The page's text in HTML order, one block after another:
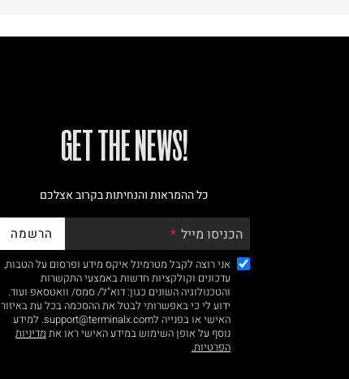
!GET THE NEWS
כל ההמראות והנחיתות בקרוב אצלכם
הכניסו מייל הרשמה
אני רוצה לקבל מטרמינל איקס מידע ופרסום על הטבות,
עדכונים וקולקציות חדשות באמצעי התקשרות
והטכנולוגיה השונים כגון: דוא"ל/ סמס/ וואטסאפ ועוד.
ידוע לי כי באפשרותי לבטל את ההסכמה בכל עת באיזור
האישי או בפנייה לsupport@terminalx.com. למידע
נוסף על אופן השימוש במידע האישי ראו את מדיניות
הפרטיות.